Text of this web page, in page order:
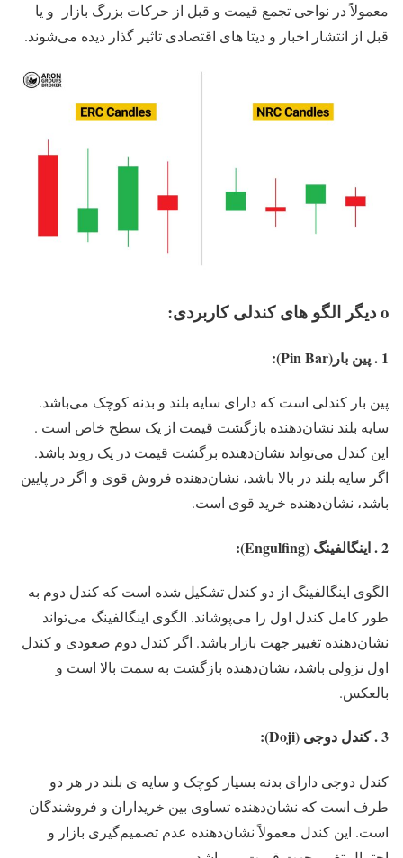
معمولاً در نواحی تجمع قیمت و قبل از حرکات بزرگ بازار و یا
قبل از انتشار اخبار و دیتا های اقتصادی تاثیر گذار دیده می‌شوند.
o دیگر الگو های کندلی کاربردی:
1 . پین بار(Pin Bar):
پین بار کندلی است که دارای سایه بلند و بدنه کوچک می‌باشد.
سایه بلند نشان‌دهنده بازگشت قیمت از یک سطح خاص است .
این کندل می‌تواند نشان‌دهنده برگشت قیمت در یک روند باشد.
اگر سایه بلند در بالا باشد، نشان‌دهنده فروش قوی و اگر در پایین
باشد، نشان‌دهنده خرید قوی است.
2 . اینگالفینگ (Engulfing):
الگوی اینگالفینگ از دو کندل تشکیل شده است که کندل دوم به
طور کامل کندل اول را می‌پوشاند. الگوی اینگالفینگ می‌تواند
نشان‌دهنده تغییر جهت بازار باشد. اگر کندل دوم صعودی و کندل
اول نزولی باشد، نشان‌دهنده بازگشت به سمت بالا است و
بالعکس.
3 . کندل دوجی (Doji):
کندل دوجی دارای بدنه بسیار کوچک و سایه ی بلند در هر دو
طرف است که نشان‌دهنده تساوی بین خریداران و فروشندگان
است. این کندل معمولاً نشان‌دهنده عدم تصمیم‌گیری بازار و